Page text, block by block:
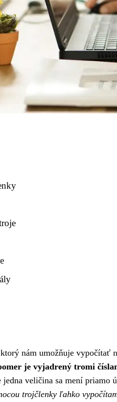
nám umožňuje vypočítať
je vyjadrený tromi
veličina sa mení priamo
trojčlenky ľahko